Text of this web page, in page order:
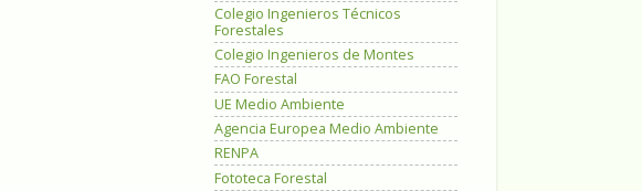
Colegio Ingenieros Técnicos
Forestales
Colegio Ingenieros de Montes
FAO Forestal
UE Medio Ambiente
Agencia Europea Medio Ambiente
RENPA
Fototeca Forestal